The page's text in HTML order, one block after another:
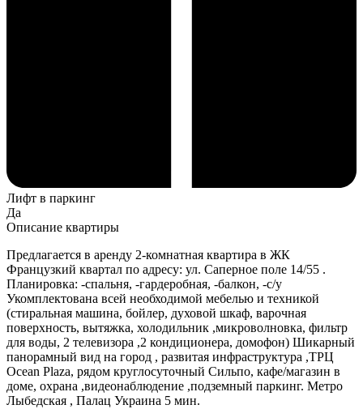
Лифт в паркинг
Да
Описание квартиры
Предлагается в аренду 2-комнатная квартира в ЖК
Французкий квартал по адресу: ул. Саперное поле 14/55 .
Планировка: -спальня, -гардеробная, -балкон, -с/у
Укомплектована всей необходимой мебелью и техникой
(стиральная машина, бойлер, духовой шкаф, варочная
поверхность, вытяжка, холодильник ,микроволновка, фильтр
для воды, 2 телевизора ,2 кондиционера, домофон) Шикарный
панорамный вид на город , развитая инфраструктура ,ТРЦ
Ocean Plaza, рядом круглосуточный Сильпо, кафе/магазин в
доме, охрана ,видеонаблюдение ,подземный паркинг. Метро
Лыбедская , Палац Украина 5 мин.